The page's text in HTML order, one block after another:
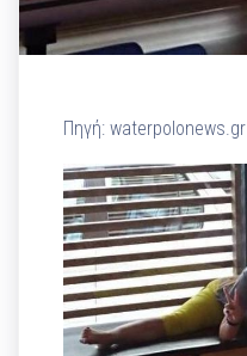
Πηγή: waterpolonews.gr